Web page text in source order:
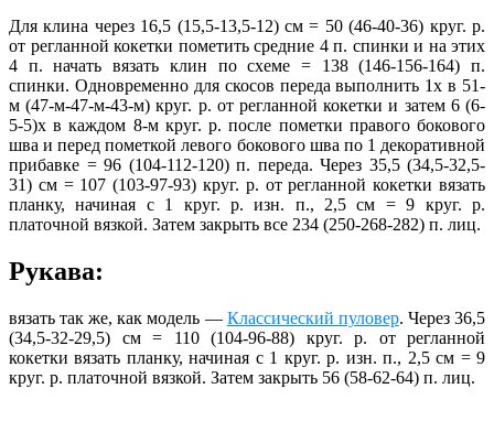
Для клина через 16,5 (15,5-13,5-12) см = 50 (46-40-36) круг. р.
от регланной кокетки пометить средние 4 п. спинки и на этих
4 п. начать вязать клин по схеме = 138 (146-156-164) п.
спинки. Одновременно для скосов переда выполнить 1х в 51-
м (47-м-47-м-43-м) круг. р. от регланной кокетки и затем 6 (6-
5-5)х в каждом 8-м круг. р. после пометки правого бокового
шва и перед пометкой левого бокового шва по 1 декоративной
прибавке = 96 (104-112-120) п. переда. Через 35,5 (34,5-32,5-
31) см = 107 (103-97-93) круг. р. от регланной кокетки вязать
планку, начиная с 1 круг. р. изн. п., 2,5 см = 9 круг. р.
платочной вязкой. Затем закрыть все 234 (250-268-282) п. лиц.
Рукава:
вязать так же, как модель — Классический пуловер. Через 36,5
(34,5-32-29,5) см = 110 (104-96-88) круг. р. от регланной
кокетки вязать планку, начиная с 1 круг. р. изн. п., 2,5 см = 9
круг. р. платочной вязкой. Затем закрыть 56 (58-62-64) п. лиц.